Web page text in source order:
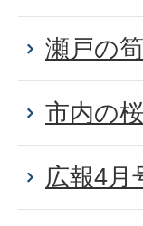
瀬戸の
市内の
広報4月